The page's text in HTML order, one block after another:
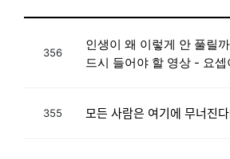
356
인생이 왜 이렇게 안 풀릴
드시 들어야 할 영상 - 요
355 모든 사람은 여기에